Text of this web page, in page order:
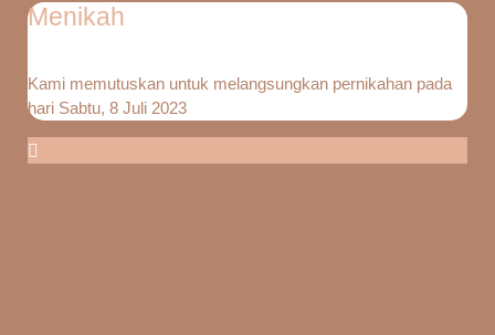
Menikah
Kami memutuskan untuk melangsungkan pernikahan pada
hari Sabtu, 8 Juli 2023